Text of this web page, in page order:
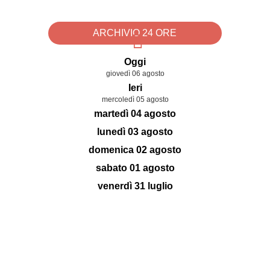
ARCHIVIO 24 ORE
Oggi
giovedì 06 agosto
Ieri
mercoledì 05 agosto
martedì 04 agosto
lunedì 03 agosto
domenica 02 agosto
sabato 01 agosto
venerdì 31 luglio